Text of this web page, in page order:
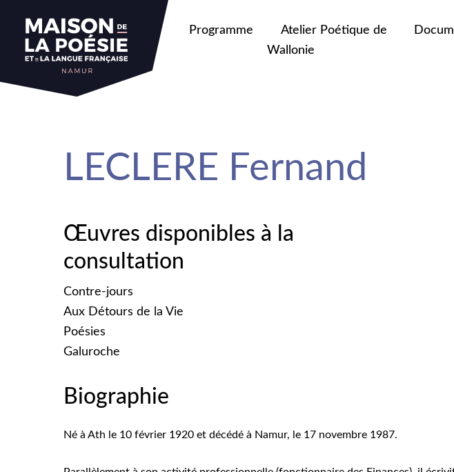
Programme
Atelier Poétique de
Wallonie
LECLERE Fernand
Œuvres disponibles à la
consultation
Contre-jours
Aux Détours de la Vie
Poésies
Galuroche
Biographie
Né à Ath le 10 février 1920 et décédé à Namur, le 17 novembre 1987.